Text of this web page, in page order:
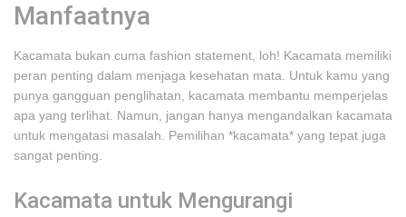
Manfaatnya
Kacamata bukan cuma fashion statement, loh! Kacamata memiliki
peran penting dalam menjaga kesehatan mata. Untuk kamu yang
punya gangguan penglihatan, kacamata membantu memperjelas
apa yang terlihat. Namun, jangan hanya mengandalkan kacamata
untuk mengatasi masalah. Pemilihan *kacamata* yang tepat juga
sangat penting.
Kacamata untuk Mengurangi